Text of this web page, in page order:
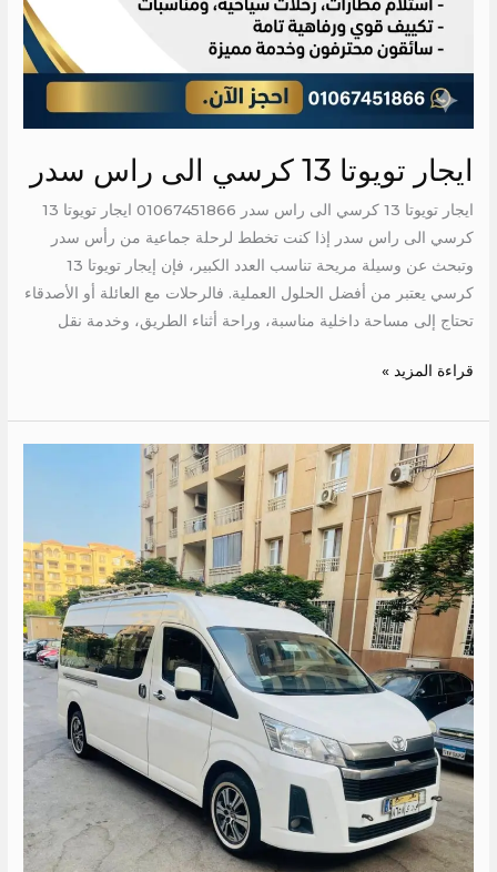
ايجار تويوتا 13 كرسي الى راس سدر
ايجار تويوتا 13 كرسي الى راس سدر 01067451866 ايجار تويوتا 13
كرسي الى راس سدر إذا كنت تخطط لرحلة جماعية من رأس سدر
وتبحث عن وسيلة مريحة تناسب العدد الكبير، فإن إيجار تويوتا 13
كرسي يعتبر من أفضل الحلول العملية. فالرحلات مع العائلة أو الأصدقاء
تحتاج إلى مساحة داخلية مناسبة، وراحة أثناء الطريق، وخدمة نقل
قراءة المزيد »
تويوتا
كرسي
الى
الغردقة